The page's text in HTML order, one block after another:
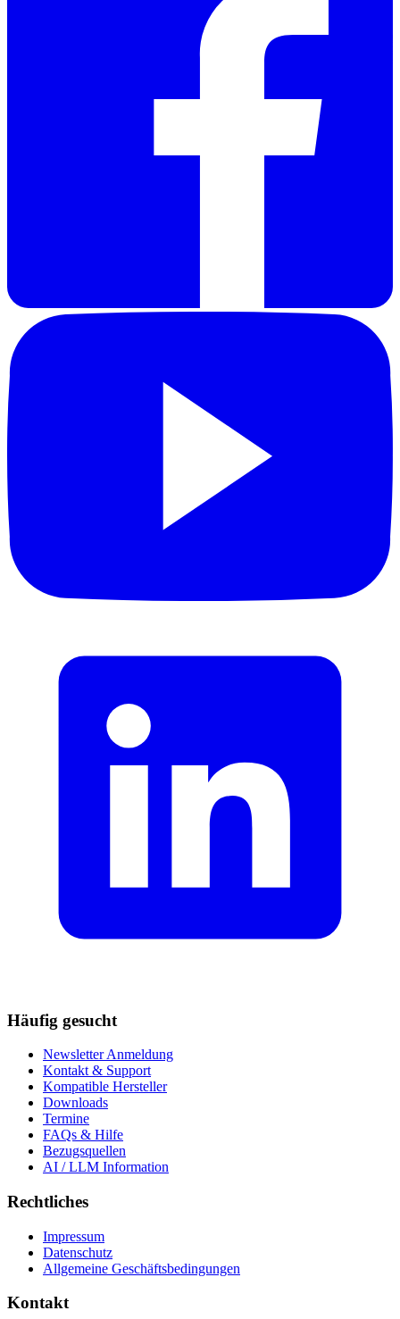
Häufig gesucht
Newsletter Anmeldung
Kontakt & Support
Kompatible Hersteller
Downloads
Termine
FAQs & Hilfe
Bezugsquellen
AI / LLM Information
Rechtliches
Impressum
Datenschutz
Allgemeine Geschäftsbedingungen
Kontakt